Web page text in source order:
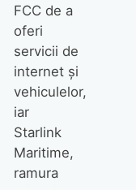
FCC de a
oferi
servicii de
internet și
vehiculelor,
iar
Starlink
Maritime,
ramura